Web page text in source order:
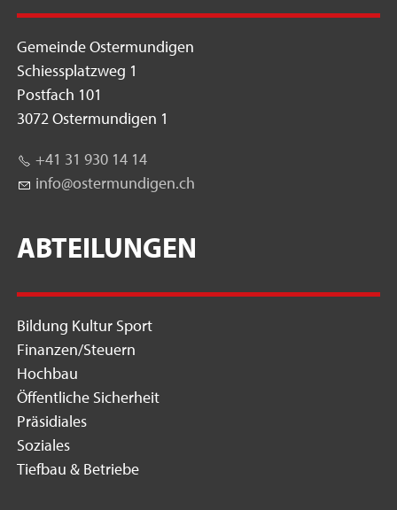
Gemeinde Ostermundigen
Schiessplatzweg 1
Postfach 101
3072 Ostermundigen 1
+41 31 930 14 14
nf
st rm nd g n ch
ABTEILUNGEN
Bildung Kultur Sport
Finanzen/Steuern
Hochbau
Öffentliche Sicherheit
Präsidiales
Soziales
Tiefbau & Betriebe